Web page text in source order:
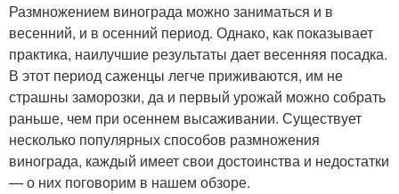
Размножением винограда можно заниматься и в
весенний, и в осенний период. Однако, как показывает
практика, наилучшие результаты дает весенняя посадка.
В этот период саженцы легче приживаются, им не
страшны заморозки, да и первый урожай можно собрать
раньше, чем при осеннем высаживании. Существует
несколько популярных способов размножения
винограда, каждый имеет свои достоинства и недостатки
— о них поговорим в нашем обзоре.